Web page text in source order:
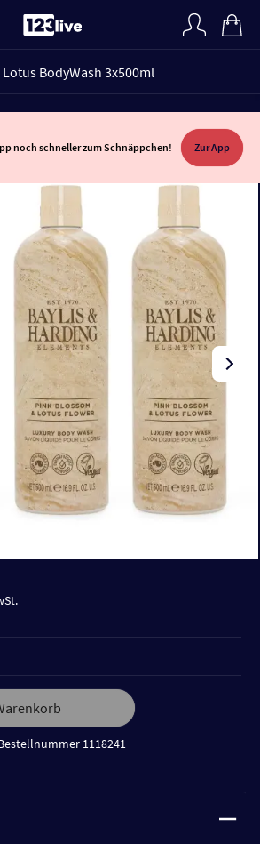
BodyWash 3x500ml
noch schneller zum Schnäppchen! Zur App
1118241